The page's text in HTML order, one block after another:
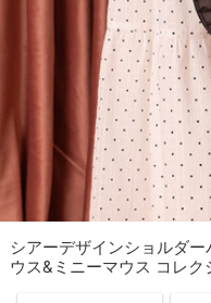
シアーデザインショルダ
ウス&ミニーマウス コレク